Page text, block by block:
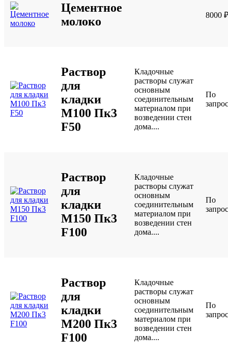
Цементное
молоко
8000 ₽
Раствор
для
кладки
М100 Пк3
F50
Кладочные
растворы служат
основным
соединительным
материалом при
возведении стен
дома....
По
Раствор
для
кладки
М150 Пк3
F100
Кладочные
растворы служат
основным
соединительным
материалом при
возведении стен
дома....
По
Раствор
для
кладки
М200 Пк3
F100
Кладочные
растворы служат
основным
соединительным
материалом при
возведении стен
дома....
По